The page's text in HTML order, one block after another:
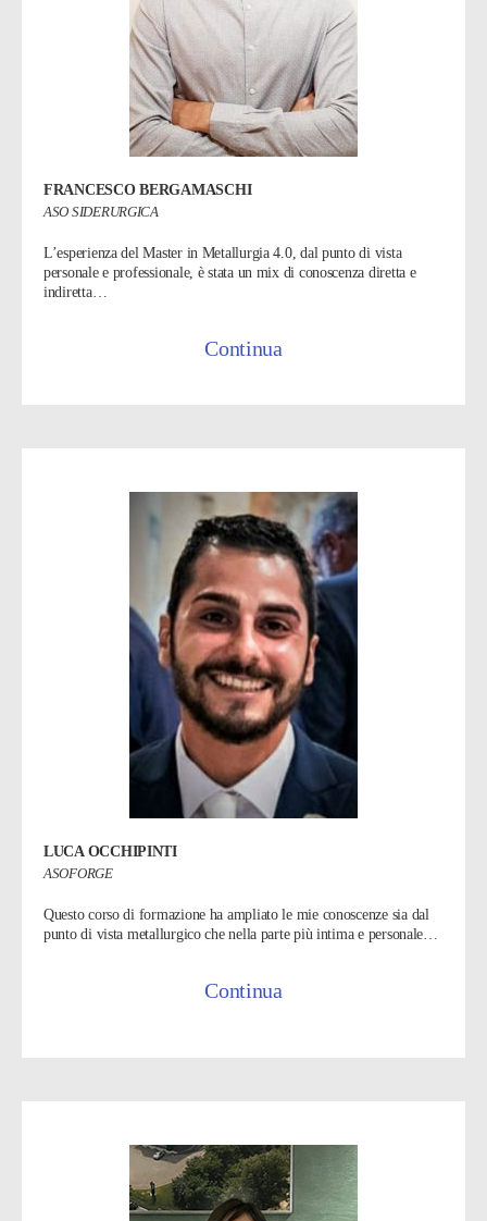
FRANCESCO BERGAMASCHI
ASO SIDERURGICA
L’esperienza del Master in Metallurgia 4.0, dal punto di vista
personale e professionale, è stata un mix di conoscenza diretta e
indiretta…
Continua
LUCA OCCHIPINTI
ASOFORGE
Questo corso di formazione ha ampliato le mie conoscenze sia dal
punto di vista metallurgico che nella parte più intima e personale…
Continua